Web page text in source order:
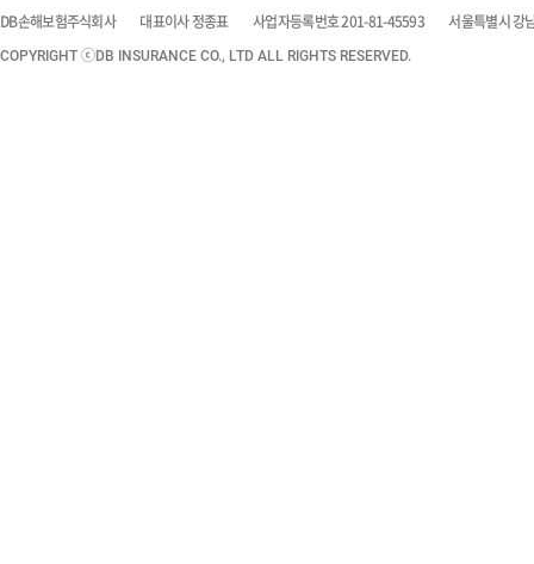
DB손해보험주식회사 대표이사 정종표 사업자등록번호 201-81-45593 서울특별시 강
COPYRIGHT ⓒDB INSURANCE CO., LTD ALL RIGHTS RESERVED.